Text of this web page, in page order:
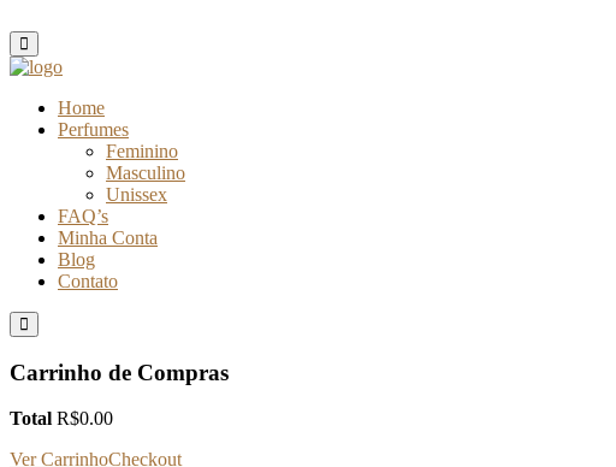
Home
Perfumes
Feminino
Masculino
Unissex
FAQ’s
Minha Conta
Blog
Contato
Carrinho de Compras
Total R$0.00
Ver CarrinhoCheckout